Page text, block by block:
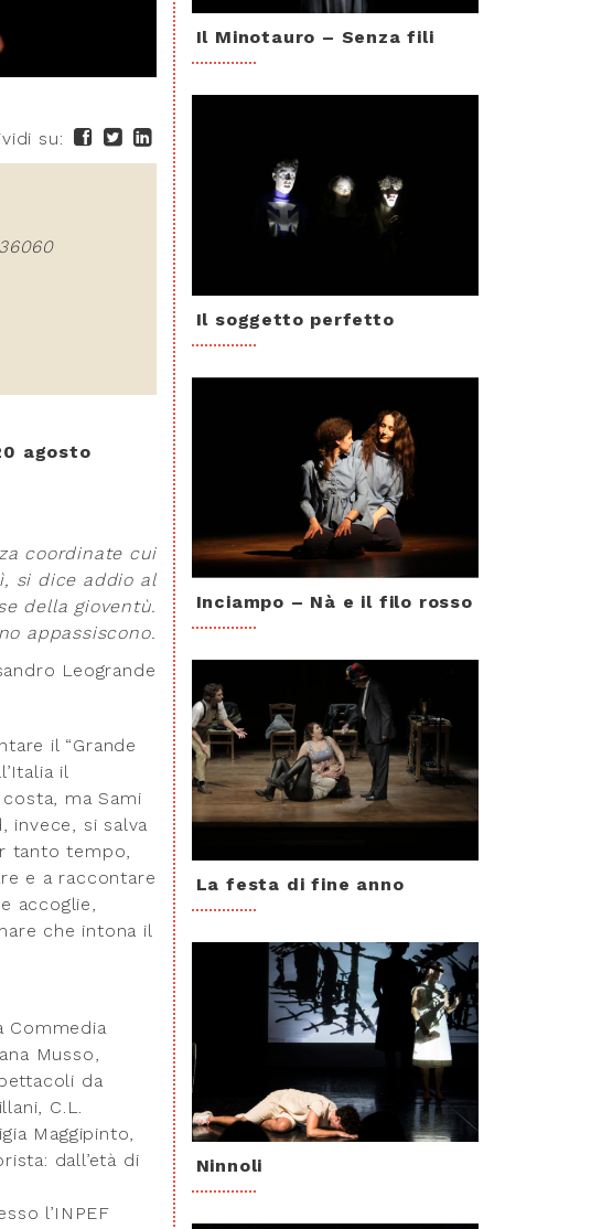
su:
agosto
coordinate cui
si dice addio al
della gioventù.
appassiscono.
Leogrande
il “Grande
il
ma Sami
invece, si salva
tanto tempo,
e a raccontare
accoglie,
che intona il
Commedia
Musso,
da
C.L.
Maggipinto,
dall’età di
l’INPEF
Il Minotauro – Senza fili
Il soggetto perfetto
Inciampo – Nà e il filo rosso
La festa di fine anno
Ninnoli